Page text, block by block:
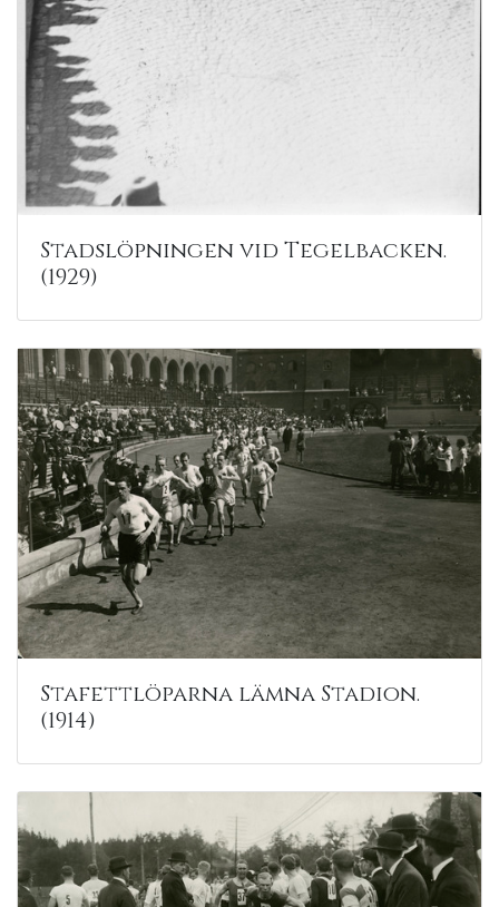
Stadslöpningen vid Tegelbacken.
(1929)
Stafettlöparna lämna Stadion.
(1914)